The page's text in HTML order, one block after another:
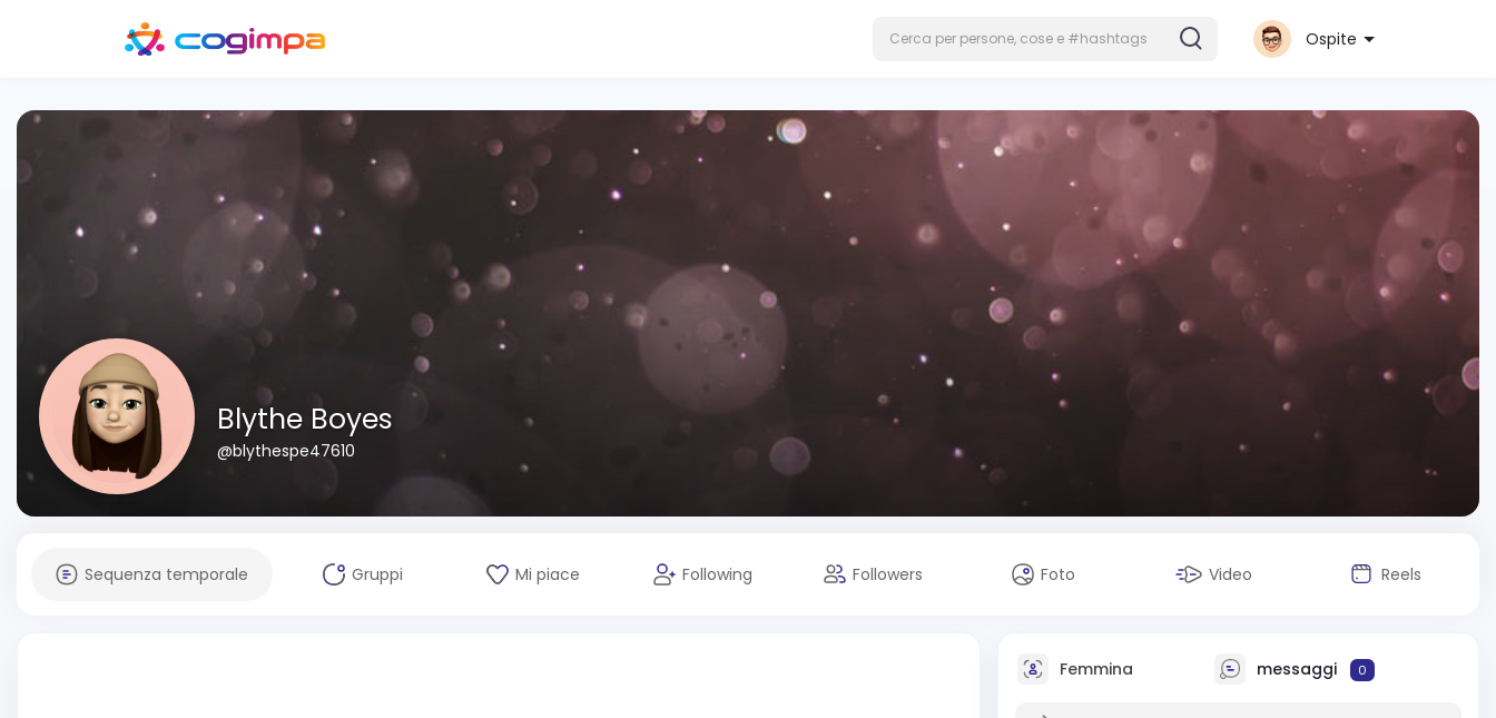
Ospite
Blythe Boyes
@blythespe47610
Sequenza temporale Gruppi Mi piace Following Followers Foto Video Reels
Femmina messaggi 0